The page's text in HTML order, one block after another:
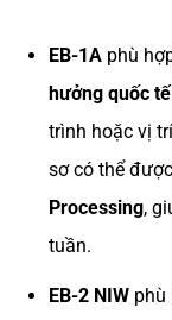
EB-1Aphù
hưởng quốc
trình hoặc vị
sơ có thể
Processing,
tuần.
EB-2 NIWphù